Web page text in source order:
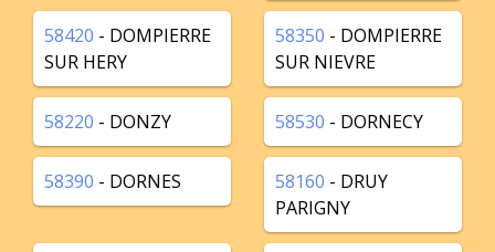
58420 - DOMPIERRE
SUR HERY
58350 - DOMPIERRE
SUR NIEVRE
58220 - DONZY 58530 - DORNECY
58390 - DORNES 58160 - DRUY
PARIGNY